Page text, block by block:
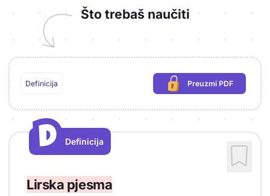
Što trebaš naučiti
Definicija Preuzmi PDF
(potrebna prijava)
D
D
Definicija
Lirska pjesma